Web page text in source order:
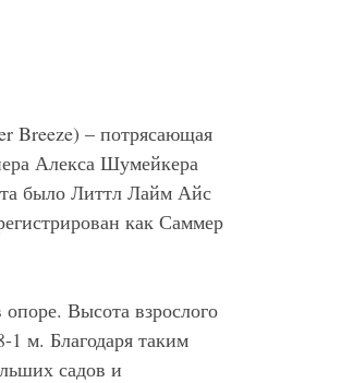
Breeze) – потрясающая
Алекса Шумейкера
было Литтл Лайм Айс
как Саммер
Высота взрослого
1 м. Благодаря таким
садов и